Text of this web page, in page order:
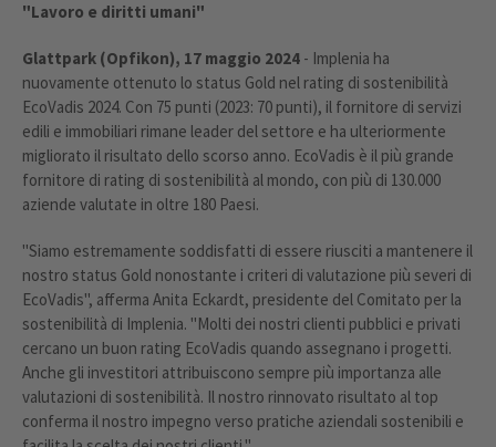
"Lavoro e diritti umani"
Glattpark (Opfikon), 17 maggio 2024 - Implenia ha
nuovamente ottenuto lo status Gold nel rating di sostenibilità
EcoVadis 2024. Con 75 punti (2023: 70 punti), il fornitore di servizi
edili e immobiliari rimane leader del settore e ha ulteriormente
migliorato il risultato dello scorso anno. EcoVadis è il più grande
fornitore di rating di sostenibilità al mondo, con più di 130.000
aziende valutate in oltre 180 Paesi.
"Siamo estremamente soddisfatti di essere riusciti a mantenere il
nostro status Gold nonostante i criteri di valutazione più severi di
EcoVadis", afferma Anita Eckardt, presidente del Comitato per la
sostenibilità di Implenia. "Molti dei nostri clienti pubblici e privati
cercano un buon rating EcoVadis quando assegnano i progetti.
Anche gli investitori attribuiscono sempre più importanza alle
valutazioni di sostenibilità. Il nostro rinnovato risultato al top
conferma il nostro impegno verso pratiche aziendali sostenibili e